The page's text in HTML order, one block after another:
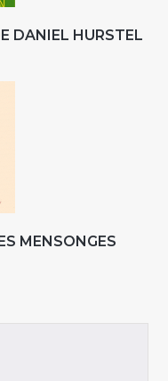
DANIEL HURSTEL
MENSONGES